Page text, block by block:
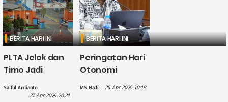
BERITA HARI INI
PLTA Jelok dan
Timo Jadi
dalam
Saiful Ardianto
27 Apr 2026 20:21
BERITA HARI INI
Peringatan Hari
Otonomi
Hilmy: Hak
MS Hadi 25 Apr 2026 10:18